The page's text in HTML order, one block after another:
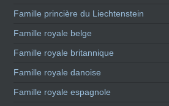
Famille princière du Liechtenstein
Famille royale belge
Famille royale britannique
Famille royale danoise
Famille royale espagnole